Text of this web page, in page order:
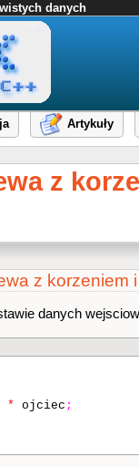
danych
Artykuły
z
z
danych
* ojciec ;